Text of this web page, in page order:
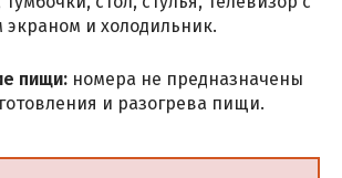
экраном и холодильник.
пищи: номера не предназначены
и разогрева пищи.